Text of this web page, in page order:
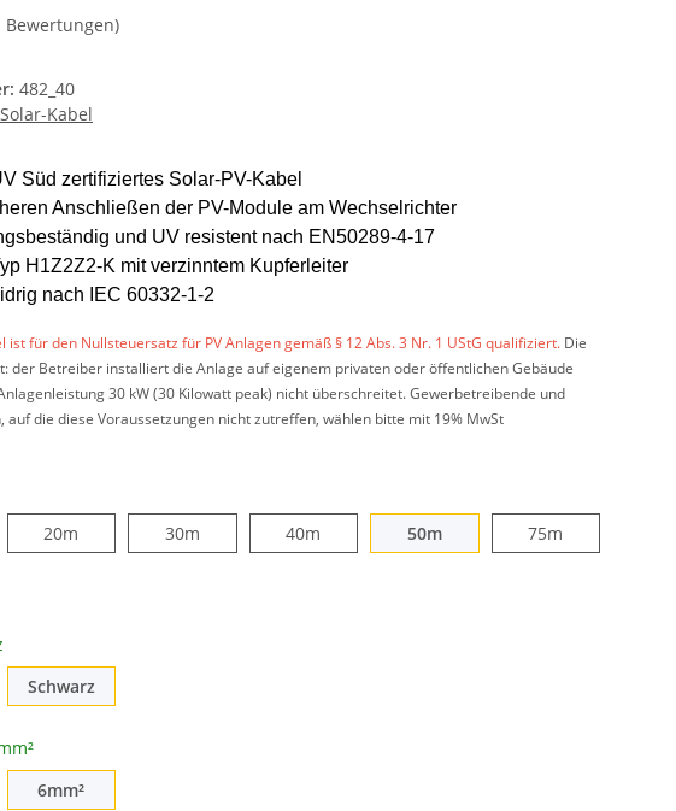
Bewertungen)
482_40
Kabel
Süd zertifiziertes Solar-PV-Kabel
Anschließen der PV-Module am Wechselrichter
und UV resistent nach EN50289-4-17
H1Z2Z2-K mit verzinntem Kupferleiter
nach IEC 60332-1-2
ist für den Nullsteuersatz für PV Anlagen gemäß § 12 Abs. 3 Nr. 1 UStG qualifiziert. Die
der Betreiber installiert die Anlage auf eigenem privaten oder öffentlichen Gebäude
30 kW (30 Kilowatt peak) nicht überschreitet. Gewerbetreibende und
auf die diese Voraussetzungen nicht zutreffen, wählen bitte mit 19% MwSt
20m 30m 40m 50m 75m
Schwarz
6mm²